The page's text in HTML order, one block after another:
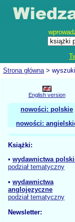
Strona główna>
English version
nowości: polskie
nowości:
Książki:
• wydawnictwa
podział tematyczny
• wydawnictwa
anglojęzyczne
podział tematyczny
Newsletter: